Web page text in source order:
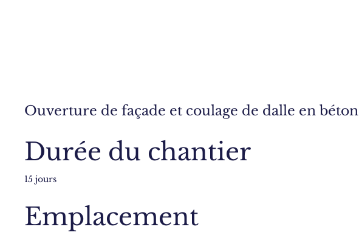
Ouverture de façade et coulage de dalle en béton
Durée du chantier
15 jours
Emplacement